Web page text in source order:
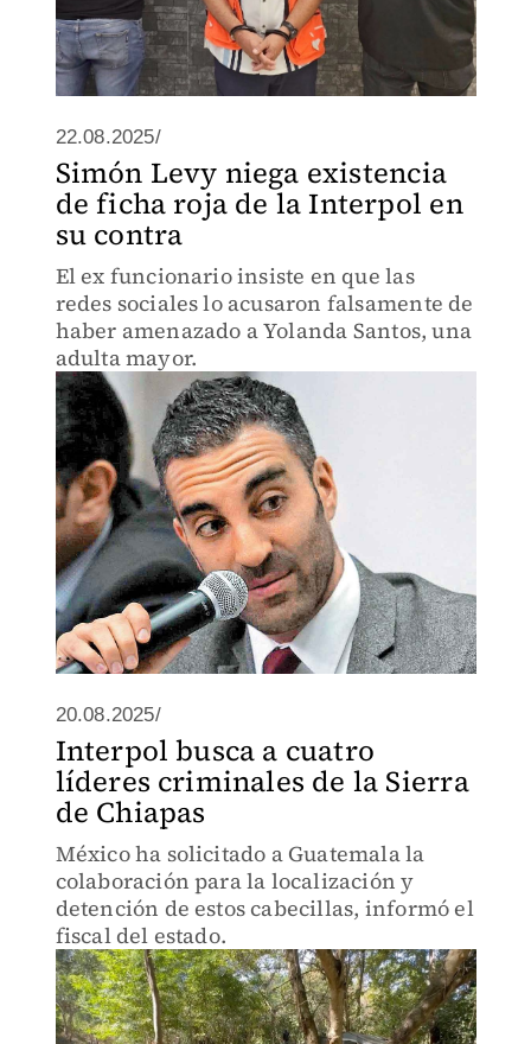
22.08.2025/
Simón Levy niega existencia
de ficha roja de la Interpol en
su contra
El ex funcionario insiste en que las
redes sociales lo acusaron falsamente de
haber amenazado a Yolanda Santos, una
adulta mayor.
20.08.2025/
Interpol busca a cuatro
líderes criminales de la Sierra
de Chiapas
México ha solicitado a Guatemala la
colaboración para la localización y
detención de estos cabecillas, informó el
fiscal del estado.